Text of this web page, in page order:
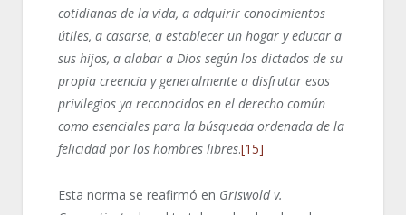
cotidianas de la vida, a adquirir conocimientos
útiles, a casarse, a establecer un hogar y educar a
sus hijos, a alabar a Dios según los dictados de su
propia creencia y generalmente a disfrutar esos
privilegios ya reconocidos en el derecho común
como esenciales para la búsqueda ordenada de la
felicidad por los hombres libres.[15]
Esta norma se reafirmó en Griswold v.